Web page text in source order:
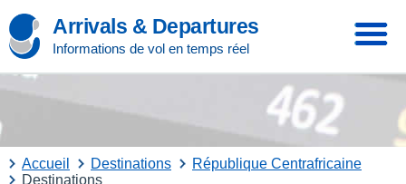
Arrivals & Departures
Informations de vol en temps réel
Accueil Destinations
République Centrafricaine
Destinations